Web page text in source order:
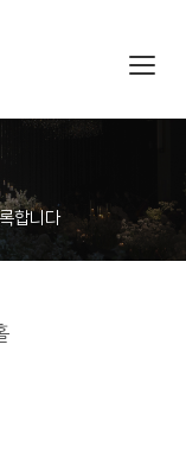
합니다